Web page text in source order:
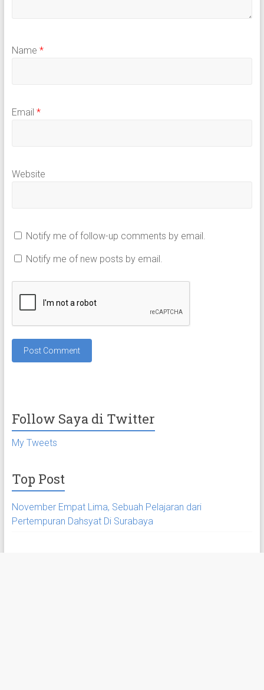
Name *
Email *
Website
Notify me of follow-up comments by email.
Notify me of new posts by email.
Follow Saya di Twitter
My Tweets
Top Post
November Empat Lima, Sebuah Pelajaran dari
Pertempuran Dahsyat Di Surabaya